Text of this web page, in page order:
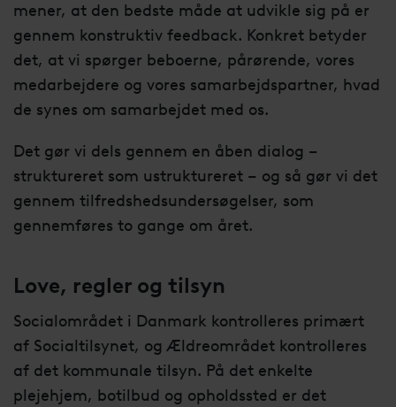
mener, at den bedste måde at udvikle sig på er
gennem konstruktiv feedback. Konkret betyder
det, at vi spørger beboerne, pårørende, vores
medarbejdere og vores samarbejdspartner, hvad
de synes om samarbejdet med os.
Det gør vi dels gennem en åben dialog –
struktureret som ustruktureret – og så gør vi det
gennem tilfredshedsundersøgelser, som
gennemføres to gange om året.
Love, regler og tilsyn
Socialområdet i Danmark kontrolleres primært
af Socialtilsynet, og Ældreområdet kontrolleres
af det kommunale tilsyn. På det enkelte
plejehjem, botilbud og opholdssted er det